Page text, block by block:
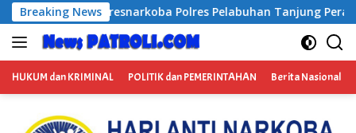
Langsung
ke
konten
Breaking News
Tanjung Perak Bongkar Tiga Jaringan Narkoba,
HUKUM dan KRIMINAL POLITIK dan PEMERINTAHAN Berita Nasional